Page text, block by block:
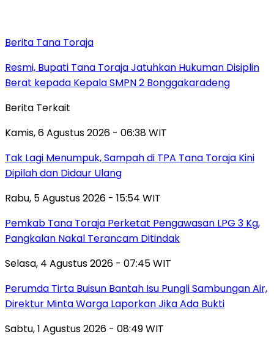
Berita Tana Toraja
Resmi, Bupati Tana Toraja Jatuhkan Hukuman Disiplin
Berat kepada Kepala SMPN 2 Bonggakaradeng
Berita Terkait
Kamis, 6 Agustus 2026 - 06:38 WIT
Tak Lagi Menumpuk, Sampah di TPA Tana Toraja Kini
Dipilah dan Didaur Ulang
Rabu, 5 Agustus 2026 - 15:54 WIT
Pemkab Tana Toraja Perketat Pengawasan LPG 3 Kg,
Pangkalan Nakal Terancam Ditindak
Selasa, 4 Agustus 2026 - 07:45 WIT
Perumda Tirta Buisun Bantah Isu Pungli Sambungan Air,
Direktur Minta Warga Laporkan Jika Ada Bukti
Sabtu, 1 Agustus 2026 - 08:49 WIT